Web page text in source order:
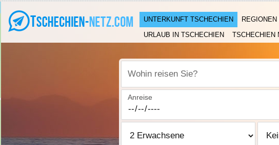
UNTERKUNFT TSCHECHIEN
URLAUB IN TSCHECHIEN
TSCHECHIEN
Wohin reisen Sie?
Anreise